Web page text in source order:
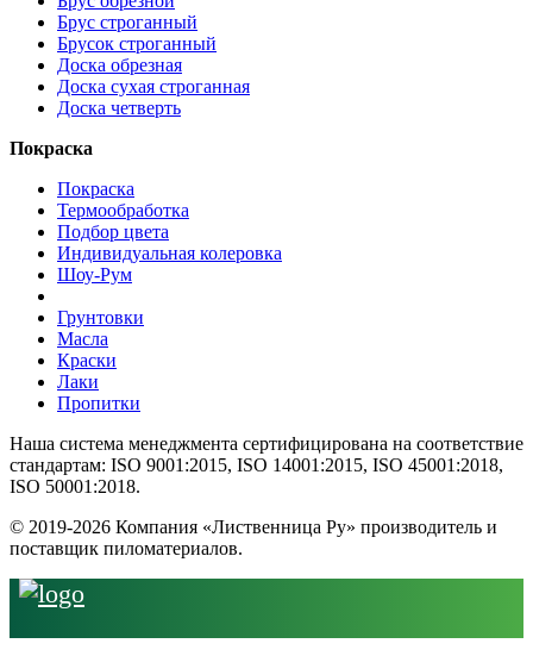
Брус строганный
Брусок строганный
Доска обрезная
Доска сухая строганная
Доска четверть
Покраска
Покраска
Термообработка
Подбор цвета
Индивидуальная колеровка
Шоу-Рум
Грунтовки
Масла
Краски
Лаки
Пропитки
Наша система менеджмента сертифицирована на соответствие
стандартам: ISO 9001:2015, ISO 14001:2015, ISO 45001:2018,
ISO 50001:2018.
© 2019-2026 Компания «Лиственница Ру» производитель и
поставщик пиломатериалов.